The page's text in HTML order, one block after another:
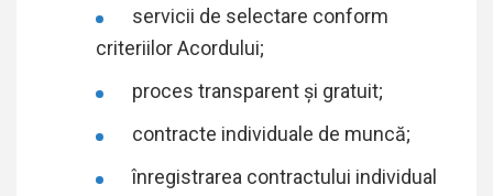
servicii de selectare conform
criteriilor Acordului;
proces transparent și gratuit;
contracte individuale de muncă;
înregistrarea contractului individual